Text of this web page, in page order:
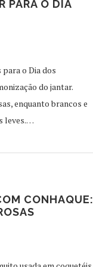
PARA O DIA
o Dia dos
do jantar.
enquanto brancos e
leves.…
CONHAQUE: